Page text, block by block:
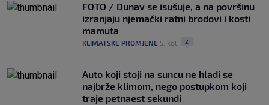
FOTO / Dunav se isušuje, a na površinu
izranjaju njemački ratni brodovi i kosti
mamuta
KLIMATSKE PROMJENE 5. kol. 2
Auto koji stoji na suncu ne hladi se
najbrže klimom, nego postupkom koji
traje petnaest sekundi